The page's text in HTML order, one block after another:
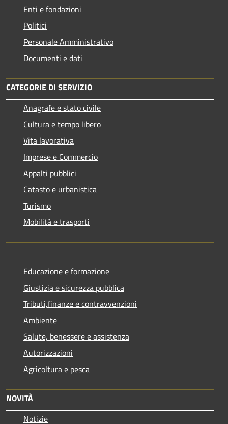
Enti e fondazioni
Politici
Personale Amministrativo
Documenti e dati
CATEGORIE DI SERVIZIO
Anagrafe e stato civile
Cultura e tempo libero
Vita lavorativa
Imprese e Commercio
Appalti pubblici
Catasto e urbanistica
Turismo
Mobilità e trasporti
Educazione e formazione
Giustizia e sicurezza pubblica
Tributi,finanze e contravvenzioni
Ambiente
Salute, benessere e assistenza
Autorizzazioni
Agricoltura e pesca
NOVITÀ
Notizie